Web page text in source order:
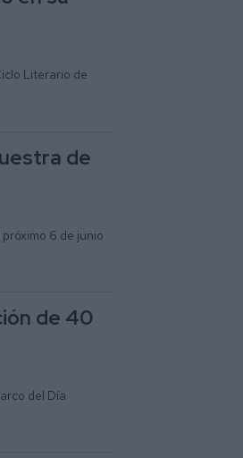
Literario de
de
6 de junio
de 40
del Día